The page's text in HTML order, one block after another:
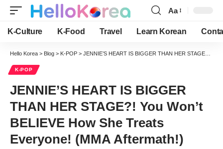
Font
Resizer
Aa
K-Culture K-Food Travel Learn Korean
Hello Korea > Blog > K-POP > JENNIE’S HEART IS BIGGER THAN HER STAGE?! You Won’t BELIEVE How She Treats Everyone! (MMA Aftermath!)
K-POP
JENNIE’S HEART IS BIGGER
THAN HER STAGE?! You Won’t
BELIEVE How She Treats
Everyone! (MMA Aftermath!)